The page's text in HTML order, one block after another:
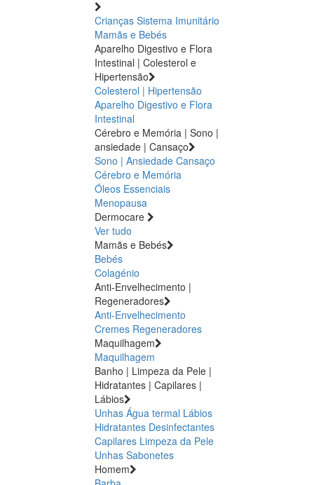
Crianças Sistema Imunitário
Mamãs e Bebés
Aparelho Digestivo e Flora
Intestinal | Colesterol e
Hipertensão
Colesterol | Hipertensão
Aparelho Digestivo e Flora
Intestinal
Cérebro e Memória | Sono |
ansiedade | Cansaço
Sono | Ansiedade Cansaço
Cérebro e Memória
Óleos Essenciais
Menopausa
Dermocare
Ver tudo
Mamãs e Bebés
Bebés
Colagénio
Anti-Envelhecimento |
Regeneradores
Anti-Envelhecimento
Cremes Regeneradores
Maquilhagem
Maquilhagem
Banho | Limpeza da Pele |
Hidratantes | Capilares |
Lábios
Unhas Água termal Lábios
Hidratantes Desinfectantes
Capilares Limpeza da Pele
Unhas Sabonetes
Homem